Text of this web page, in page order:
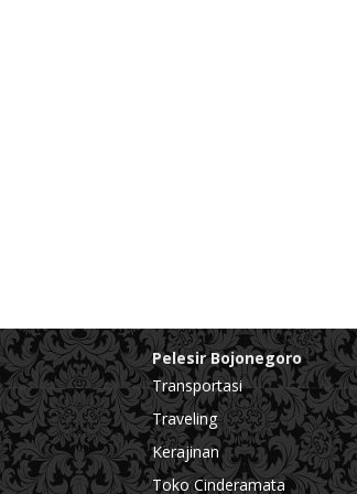
Pelesir Bojonegoro
Transportasi
Traveling
Kerajinan
Toko Cinderamata